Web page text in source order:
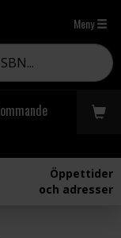
Meny
Öppettider
och adresser